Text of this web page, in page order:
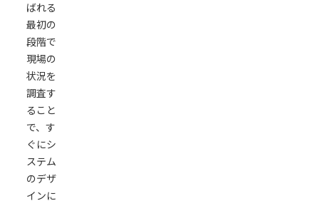
ばれる
最初の
段階で
現場の
状況を
調査す
ること
で、す
ぐにシ
ステム
のデザ
インに